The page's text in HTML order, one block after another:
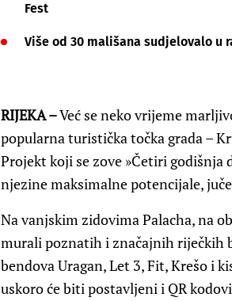
Fest
Više od 30 mališana sudjelovalo u
RIJEKA –Već se neko vrijeme
popularna turistička točka grada –
Projekt koji se zove »Četiri
njezine maksimalne potencijale,
Na vanjskim zidovima Palacha, na
murali poznatih i značajnih riječkih
bendova Uragan, Let 3, Fit, Krešo i
uskoro će biti postavljeni i QR